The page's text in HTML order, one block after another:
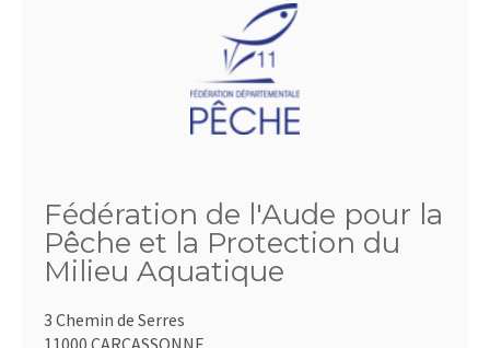
Fédération de l'Aude pour la
Pêche et la Protection du
Milieu Aquatique
3 Chemin de Serres
11000 CARCASSONNE